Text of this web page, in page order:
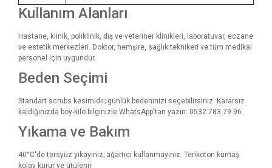
Kullanım Alanları
Hastane, klinik, poliklinik, diş ve veteriner klinikleri, laboratuvar, eczane
ve estetik merkezleri. Doktor, hemşire, sağlık teknikeri ve tüm medikal
personel için uygundur.
Beden Seçimi
Standart scrubs kesimidir; günlük bedeninizi seçebilirsiniz. Kararsız
kaldığınızda boy-kilo bilginizle WhatsApp'tan yazın: 0532 783 79 96.
Yıkama ve Bakım
40°C'de tersyüz yıkayınız; ağartıcı kullanmayınız. Terikoton kumaş
kolay kurur ve ütülenir.